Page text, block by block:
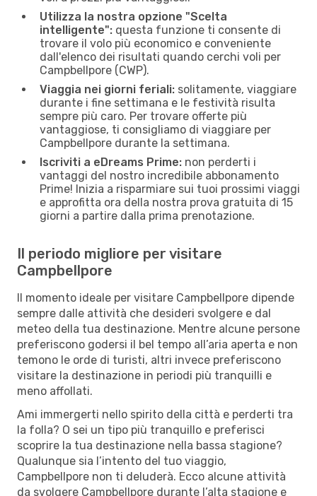
Utilizza la nostra opzione "Scelta
intelligente": questa funzione ti consente di
trovare il volo più economico e conveniente
dall'elenco dei risultati quando cerchi voli per
Campbellpore (CWP).
Viaggia nei giorni feriali: solitamente, viaggiare
durante i fine settimana e le festività risulta
sempre più caro. Per trovare offerte più
vantaggiose, ti consigliamo di viaggiare per
Campbellpore durante la settimana.
Iscriviti a eDreams Prime: non perderti i
vantaggi del nostro incredibile abbonamento
Prime! Inizia a risparmiare sui tuoi prossimi viaggi
e approfitta ora della nostra prova gratuita di 15
giorni a partire dalla prima prenotazione.
Il periodo migliore per visitare
Campbellpore
Il momento ideale per visitare Campbellpore dipende
sempre dalle attività che desideri svolgere e dal
meteo della tua destinazione. Mentre alcune persone
preferiscono godersi il bel tempo all’aria aperta e non
temono le orde di turisti, altri invece preferiscono
visitare la destinazione in periodi più tranquilli e
meno affollati.
Ami immergerti nello spirito della città e perderti tra
la folla? O sei un tipo più tranquillo e preferisci
scoprire la tua destinazione nella bassa stagione?
Qualunque sia l’intento del tuo viaggio,
Campbellpore non ti deluderà. Ecco alcune attività
da svolgere Campbellpore durante l’alta stagione e